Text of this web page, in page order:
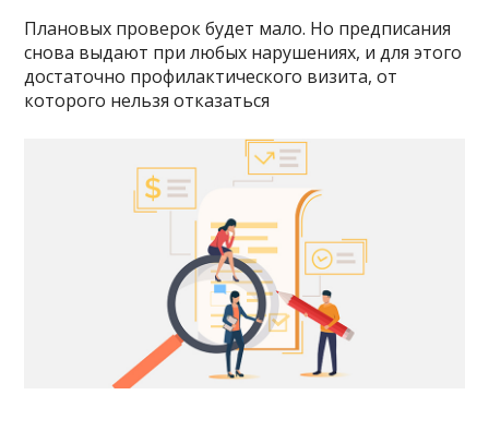
Плановых проверок будет мало. Но предписания
снова выдают при любых нарушениях, и для этого
достаточно профилактического визита, от
которого нельзя отказаться